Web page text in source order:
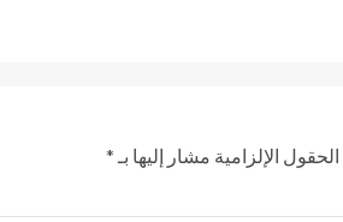
الحقول الإلزامية مشار إليها بـ *